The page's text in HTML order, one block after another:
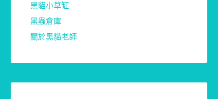
黑貓小草缸
黑蟲倉庫
關於黑貓老師